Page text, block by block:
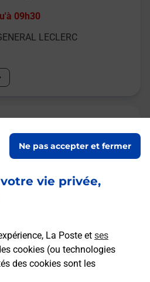
vie privée,
La Poste et ses
cookies (ou technologies
des cookies sont les
Ne pas accepter et fermer
09h30
LECLERC